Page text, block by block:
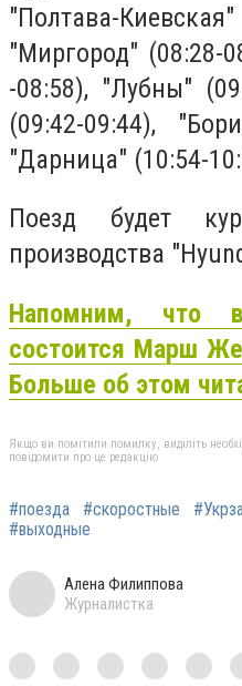
"Полтава-
"Миргород" (08:28-
-08:58), "Лубны"
(09:42-09:44),
"Дарница" (10:54-
Поезд будет
производства
Напомним, что
состоится Марш
Больше об этом
Якщо ви помітили помилку, виділіть
повідомити про це редакцію
#поезда #скоростные
#выходные
Алена Филиппова
Журналистка